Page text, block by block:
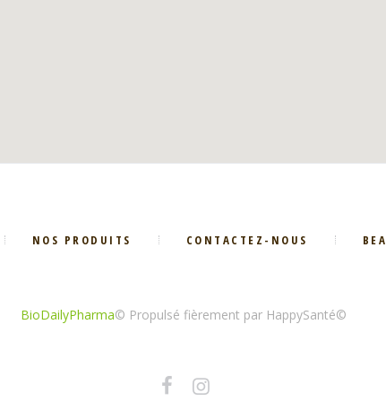
NOS PRODUITS CONTACTEZ-NOUS
BioDailyPharma© Propulsé fièrement par HappySanté©